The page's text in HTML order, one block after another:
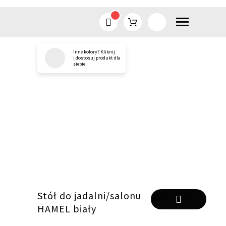
Inne kolory? Kliknij
i dostosuj produkt dla
siebie
Stół do jadalni/salonu
HAMEL biały